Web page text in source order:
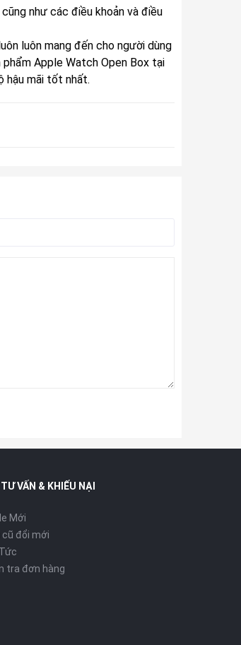
như các điều khoản và điều
luôn mang đến cho người dùng
phẩm Apple Watch Open Box tại
hậu mãi tốt nhất.
VẤN & KHIẾU NẠI
Mới
cũ đổi mới
tra đơn hàng